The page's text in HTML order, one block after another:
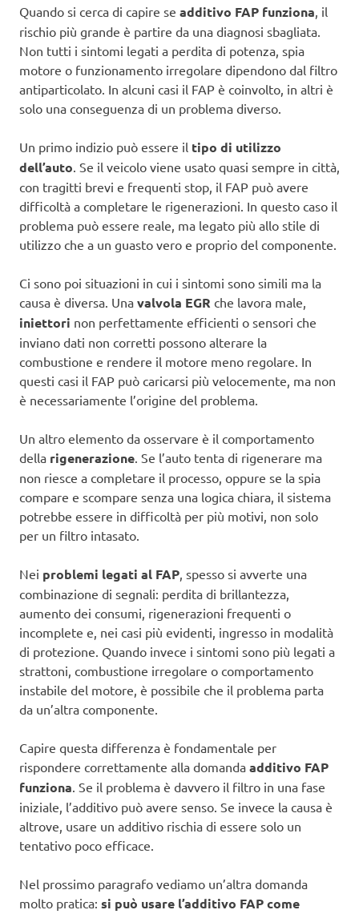
Quando si cerca di capire se additivo FAP funziona, il
rischio più grande è partire da una diagnosi sbagliata.
Non tutti i sintomi legati a perdita di potenza, spia
motore o funzionamento irregolare dipendono dal filtro
antiparticolato. In alcuni casi il FAP è coinvolto, in altri è
solo una conseguenza di un problema diverso.
Un primo indizio può essere il tipo di utilizzo
dell’auto. Se il veicolo viene usato quasi sempre in città,
con tragitti brevi e frequenti stop, il FAP può avere
difficoltà a completare le rigenerazioni. In questo caso il
problema può essere reale, ma legato più allo stile di
utilizzo che a un guasto vero e proprio del componente.
Ci sono poi situazioni in cui i sintomi sono simili ma la
causa è diversa. Una valvola EGR che lavora male,
iniettori non perfettamente efficienti o sensori che
inviano dati non corretti possono alterare la
combustione e rendere il motore meno regolare. In
questi casi il FAP può caricarsi più velocemente, ma non
è necessariamente l’origine del problema.
Un altro elemento da osservare è il comportamento
della rigenerazione. Se l’auto tenta di rigenerare ma
non riesce a completare il processo, oppure se la spia
compare e scompare senza una logica chiara, il sistema
potrebbe essere in difficoltà per più motivi, non solo
per un filtro intasato.
Nei problemi legati al FAP, spesso si avverte una
combinazione di segnali: perdita di brillantezza,
aumento dei consumi, rigenerazioni frequenti o
incomplete e, nei casi più evidenti, ingresso in modalità
di protezione. Quando invece i sintomi sono più legati a
strattoni, combustione irregolare o comportamento
instabile del motore, è possibile che il problema parta
da un’altra componente.
Capire questa differenza è fondamentale per
rispondere correttamente alla domanda additivo FAP
funziona. Se il problema è davvero il filtro in una fase
iniziale, l’additivo può avere senso. Se invece la causa è
altrove, usare un additivo rischia di essere solo un
tentativo poco efficace.
Nel prossimo paragrafo vediamo un’altra domanda
molto pratica: si può usare l’additivo FAP come